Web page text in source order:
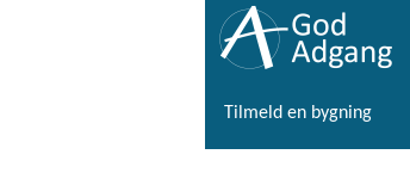
Tilmeld en bygning